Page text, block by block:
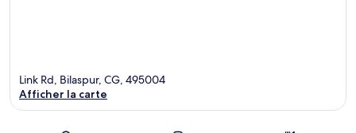
Link Rd, Bilaspur, CG, 495004
Afficher la carte